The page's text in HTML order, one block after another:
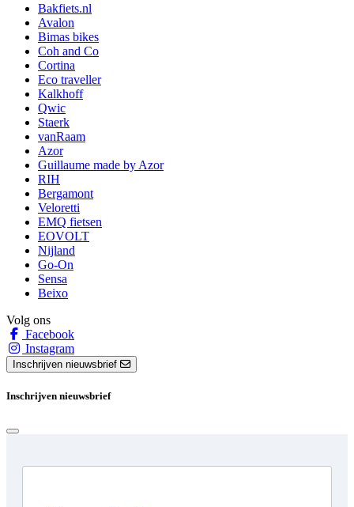
Bakfiets.nl
Avalon
Bimas bikes
Coh and Co
Cortina
Eco traveller
Kalkhoff
Qwic
Staerk
vanRaam
Azor
Guillaume made by Azor
RIH
Bergamont
Veloretti
EMQ fietsen
EOVOLT
Nijland
Go-On
Sensa
Beixo
Volg ons
Facebook
Instagram
Inschrijven nieuwsbrief
Inschrijven nieuwsbrief